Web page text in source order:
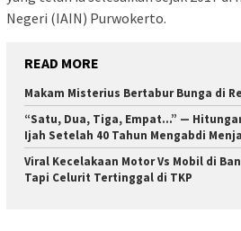
Negeri (IAIN) Purwokerto.
READ MORE
Makam Misterius Bertabur Bunga di
“Satu, Dua, Tiga, Empat…” —
Ijah Setelah 40 Tahun Mengabdi
Viral Kecelakaan Motor Vs Mobil di
Tapi Celurit Tertinggal di TKP